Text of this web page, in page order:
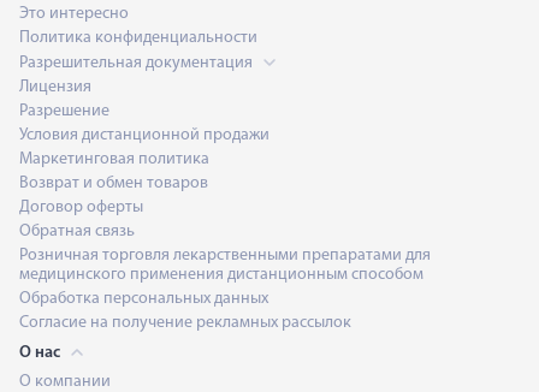
Это интересно
Политика конфиденциальности
Разрешительная документация
Лицензия
Разрешение
Условия дистанционной продажи
Маркетинговая политика
Возврат и обмен товаров
Договор оферты
Обратная связь
Розничная торговля лекарственными препаратами для
медицинского применения дистанционным способом
Обработка персональных данных
Согласие на получение рекламных рассылок
О нас
О компании